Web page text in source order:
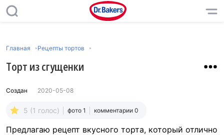
Главная Рецепты тортов
Торт из сгущенки
Создан 2020-05-08
5 (1 голос) фото 1 комментарии 0
Предлагаю рецепт вкусного торта, который отлично